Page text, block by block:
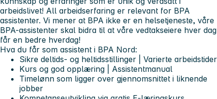
arbeidslivet! All arbeidserfaring er relevant for BPA
assistenter. Vi mener at BPA ikke er en helsetjeneste, våre
BPA-assistenter skal bidra til at våre vedtakseiere hver dag
får en bedre hverdag!
Hva du får som assistent i BPA Nord:
Sikre deltids- og heltidsstillinger | Varierte arbeidstider
Kurs og god opplæring | Assistentmanual
Timelønn som ligger over gjennomsnittet i liknende
jobber